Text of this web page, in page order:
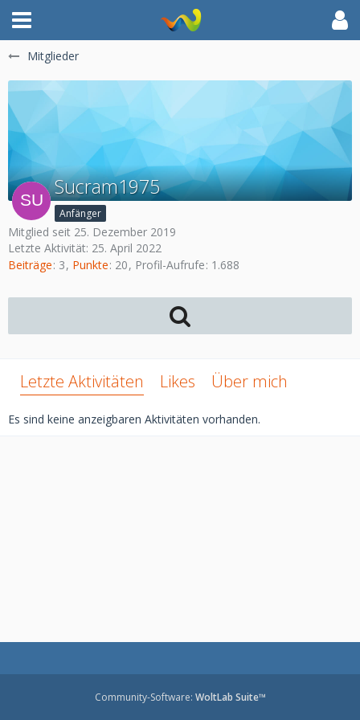
Mitglieder
Sucram1975
Anfänger
Mitglied seit 25. Dezember 2019
Letzte Aktivität: 25. April 2022
Beiträge 3 Punkte 20 Profil-Aufrufe 1.688
Letzte Aktivitäten Likes Über mich
Es sind keine anzeigbaren Aktivitäten vorhanden.
Community-Software: WoltLab Suite™